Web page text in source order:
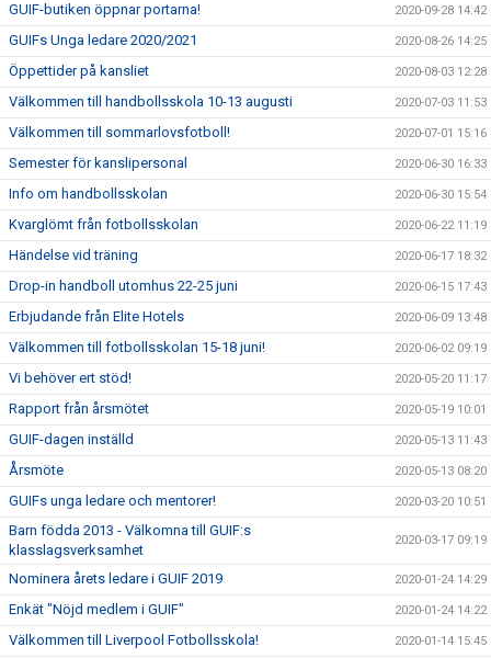
GUIF-butiken öppnar portarna! 2020-09-28 14:42
GUIFs Unga ledare 2020/2021 2020-08-26 14:25
Öppettider på kansliet 2020-08-03 12:28
Välkommen till handbollsskola 10-13 augusti 2020-07-03 11:53
Välkommen till sommarlovsfotboll! 2020-07-01 15:16
Semester för kanslipersonal 2020-06-30 16:33
Info om handbollsskolan 2020-06-30 15:54
Kvarglömt från fotbollsskolan 2020-06-22 11:19
Händelse vid träning 2020-06-17 18:32
Drop-in handboll utomhus 22-25 juni 2020-06-15 17:43
Erbjudande från Elite Hotels 2020-06-09 13:48
Välkommen till fotbollsskolan 15-18 juni! 2020-06-02 09:19
Vi behöver ert stöd! 2020-05-20 11:17
Rapport från årsmötet 2020-05-19 10:01
GUIF-dagen inställd 2020-05-13 11:43
Årsmöte 2020-05-13 08:20
GUIFs unga ledare och mentorer! 2020-03-20 10:51
Barn födda 2013 - Välkomna till GUIF:s
klasslagsverksamhet
2020-03-17 09:19
Nominera årets ledare i GUIF 2019 2020-01-24 14:29
Enkät "Nöjd medlem i GUIF" 2020-01-24 14:22
Välkommen till Liverpool Fotbollsskola! 2020-01-14 15:45